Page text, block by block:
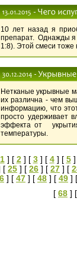
10 лет назад я
препарат. Однажды я
1:8). Этой смеси тоже
Нетканые укрывные
их различна - чем
информацию, что
просто удерживает
эффекта от
температуры.
1] [ 2] [ 3] [ 4] [ 5]
[ 25 ] [ 26 ] [ 27 ] [
] [ 47 ] [ 48 ] [ 49 ] [
[ 68 ] [